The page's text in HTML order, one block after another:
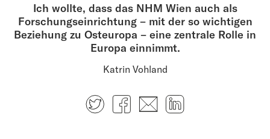
Ich wollte, dass das NHM Wien auch als
Forschungseinrichtung – mit der so wichtigen
Beziehung zu Osteuropa – eine zentrale Rolle in
Europa einnimmt.
Katrin Vohland
TwitterFacebook
E-mail